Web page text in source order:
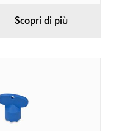
Scopri di più